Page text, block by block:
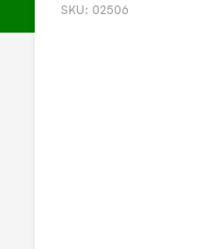
SKU: 02506